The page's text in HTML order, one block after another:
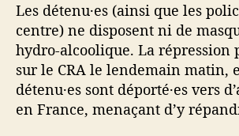
Les détenu·es (ainsi que les
centre) ne disposent ni de
hydro-alcoolique. La répression
sur le CRA le lendemain matin,
détenu·es sont déporté·es vers
en France, menaçant d’y